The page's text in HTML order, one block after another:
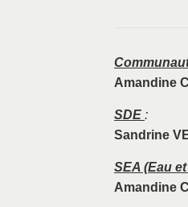
Amandine
SDE :
Sandrine
SEA (Eau
Amandine